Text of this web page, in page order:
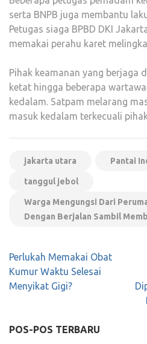
serta BNPB juga membantu
Petugas siaga BPBD DKI
memakai perahu karet
Pihak keamanan yang berjaga
ketat hingga beberapa
kedalam. Satpam melarang
masuk kedalam terkecuali
jakarta utara Pantai
tanggul jebol
Warga Mengungsi Dari
Dengan Berjalan Sambil
Navigasi
pos
Perlukah Memakai Obat
Kumur Waktu Selesai
Menyikat Gigi?
POS-POS TERBARU